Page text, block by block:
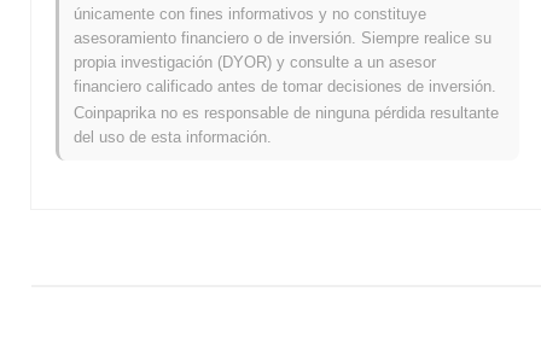
GROKTRUMP se negocia actualmente ~100.00%por debajo de
su ATH .
¿Cómo se está desempeñando GROKTRUMP en
comparación con el mercado cripto en general?
En los últimos 7 días, GROKTRUMP ha ganó
únicamente con fines informativos y no constituye
asesoramiento financiero o de inversión. Siempre realice su
propia investigación (DYOR) y consulte a un asesor
financiero calificado antes de tomar decisiones de inversión.
Coinpaprika no es responsable de ninguna pérdida resultante
del uso de esta información.